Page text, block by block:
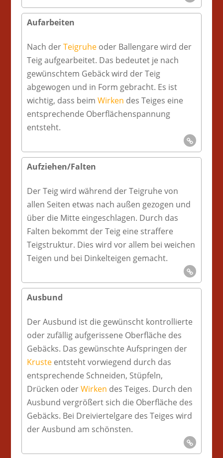
Aufarbeiten
Nach derTeigruheoder Ballengare wird der
Teig aufgearbeitet. Das bedeutet je nach
gewünschtem Gebäck wird der Teig
abgewogen und in Form gebracht. Es ist
wichtig, dass beim Wirken des Teiges eine
entsprechende Oberflächenspannung
entsteht.
Aufziehen/Falten
Der Teig wird während der Teigruhe von
allen Seiten etwas nach außen gezogen und
über die Mitte eingeschlagen. Durch das
Falten bekommt der Teig eine straffere
Teigstruktur. Dies wird vor allem bei weichen
Teigen und bei Dinkelteigen gemacht.
Ausbund
Der Ausbund ist die gewünscht kontrollierte
oder zufällig aufgerissene Oberfläche des
Gebäcks. Das gewünschte Aufspringen der
Krusteentsteht vorwiegend durch das
entsprechende Schneiden, Stüpfeln,
Drücken oderWirken des Teiges. Durch den
Ausbund vergrößert sich die Oberfläche des
Gebäcks. Bei Dreiviertelgare des Teiges wird
der Ausbund am schönsten.